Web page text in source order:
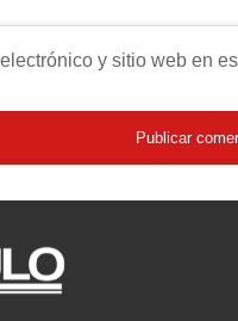
y sitio web en